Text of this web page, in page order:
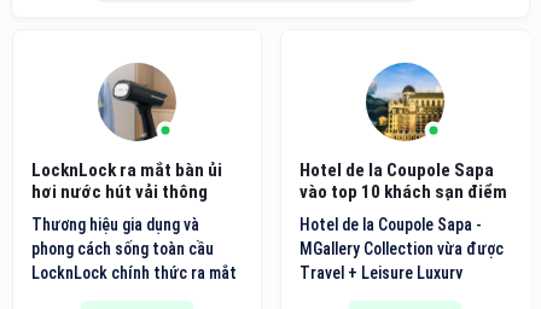
LocknLock ra mắt bàn ủi
hơi nước hút vải thông
minh thế hệ mới
Thương hiệu gia dụng và
phong cách sống toàn cầu
LocknLock chính thức ra mắt
dòng bàn ủi hơi nước cầm tay
Hotel de la Coupole Sapa
vào top 10 khách sạn điểm
đến nội địa hàng đầu Việt
Nam
Hotel de la Coupole Sapa -
MGallery Collection vừa được
Travel + Leisure Luxury
Awards khu vực châu Á - Thái